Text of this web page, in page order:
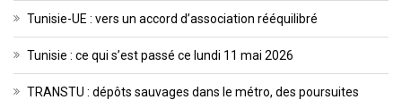
Tunisie-UE : vers un accord d’association rééquilibré
Tunisie : ce qui s’est passé ce lundi 11 mai 2026
TRANSTU : dépôts sauvages dans le métro, des poursuites